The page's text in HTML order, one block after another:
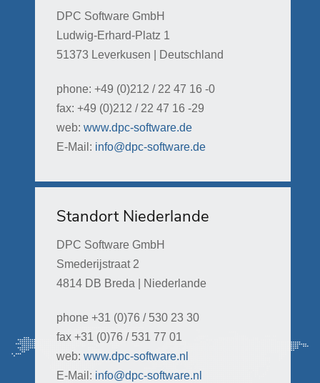
DPC Software GmbH
Ludwig-Erhard-Platz 1
51373 Leverkusen | Deutschland
phone: +49 (0)212 / 22 47 16 -0
fax: +49 (0)212 / 22 47 16 -29
web: www.dpc-software.de
E-Mail: info@dpc-software.de
Standort Niederlande
DPC Software GmbH
Smederijstraat 2
4814 DB Breda | Niederlande
phone +31 (0)76 / 530 23 30
fax +31 (0)76 / 531 77 01
web: www.dpc-software.nl
E-Mail: info@dpc-software.nl